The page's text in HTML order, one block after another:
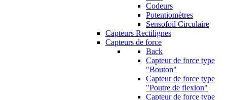
Codeurs
Potentiomètres
Sensofoil Circulaire
Capteurs Rectilignes
Capteurs de force
Back
Capteur de force type
"Bouton"
Capteur de force type
"Poutre de flexion"
Capteur de force type